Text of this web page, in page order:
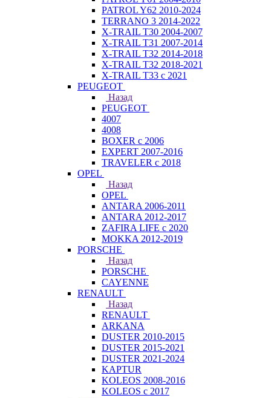
PATROL Y62 2010-2024
TERRANO 3 2014-2022
X-TRAIL T30 2004-2007
X-TRAIL T31 2007-2014
X-TRAIL T32 2014-2018
X-TRAIL T32 2018-2021
X-TRAIL T33 с 2021
PEUGEOT
Назад
PEUGEOT
4007
4008
BOXER с 2006
EXPERT 2007-2016
TRAVELER с 2018
OPEL
Назад
OPEL
ANTARA 2006-2011
ANTARA 2012-2017
ZAFIRA LIFE с 2020
MOKKA 2012-2019
PORSCHE
Назад
PORSCHE
CAYENNE
RENAULT
Назад
RENAULT
ARKANA
DUSTER 2010-2015
DUSTER 2015-2021
DUSTER 2021-2024
KAPTUR
KOLEOS 2008-2016
KOLEOS с 2017